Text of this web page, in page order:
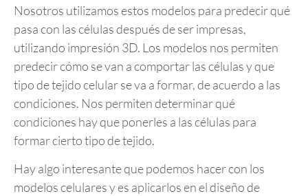
Nosotros utilizamos estos modelos para predecir qué
pasa con las células después de ser impresas,
utilizando impresión 3D. Los modelos nos permiten
predecir cómo se van a comportar las células y que
tipo de tejido celular se va a formar, de acuerdo a las
condiciones. Nos permiten determinar qué
condiciones hay que ponerles a las células para
formar cierto tipo de tejido.
Hay algo interesante que podemos hacer con los
modelos celulares y es aplicarlos en el diseño de